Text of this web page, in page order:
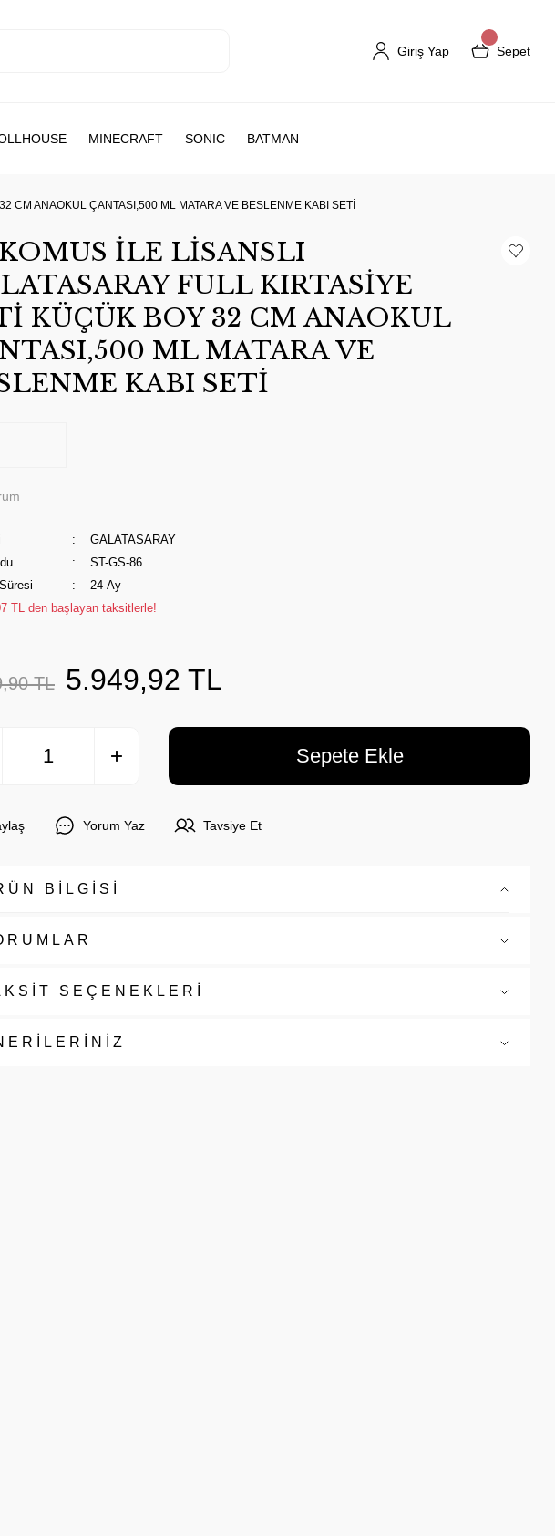
Giriş Yap Sepet
MINECRAFT SONIC BATMAN
CM ANAOKUL ÇANTASI,500 ML MATARA VE BESLENME KABI SETİ
İLE LİSANSLI
FULL KIRTASİYE
KÜÇÜK BOY 32 CM ANAOKUL
ML MATARA VE
KABI SETİ
GALATASARAY
ST-GS-86
24 Ay
TL den başlayan taksitlerle!
TL 5.949,92 TL
Sepete Ekle
Yorum Yaz Tavsiye Et
BİLGİSİ
SEÇENEKLERİ